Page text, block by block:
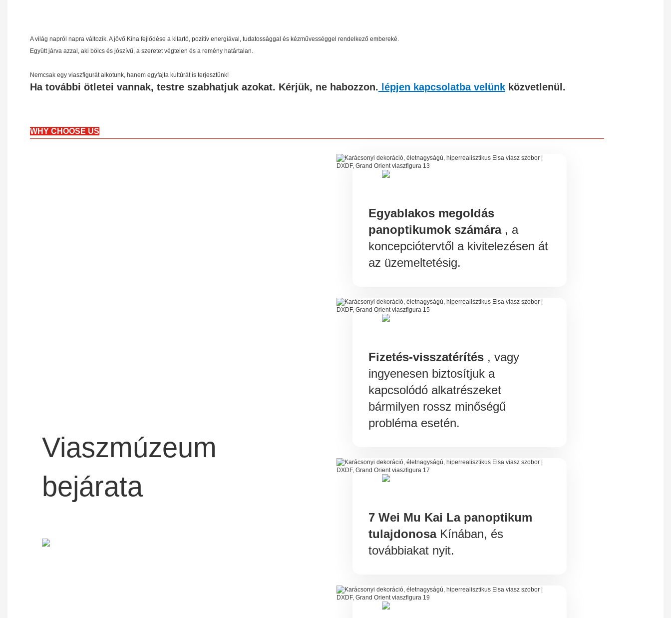
A világ napról napra változik. A jövő Kína fejlődése a kitartó, pozitív energiával, tudatossággal és kézművességgel rendelkező embereké.
Együtt járva azzal, aki bölcs és jószívű, a szeretet végtelen és a remény határtalan.
Nemcsak egy viaszfigurát alkotunk, hanem egyfajta kultúrát is terjesztünk!
Ha további ötletei vannak, testre szabhatjuk azokat. Kérjük, ne habozzon. lépjen kapcsolatba velünk közvetlenül.
WHY CHOOSE US
Viaszmúzeum
bejárata
Egyablakos megoldás
panoptikumok számára, a
koncepciótervtől a kivitelezésen át
az üzemeltetésig.
Fizetés-visszatérítés, vagy
ingyenesen biztosítjuk a
kapcsolódó alkatrészeket
bármilyen rossz minőségű
probléma esetén.
7 Wei Mu Kai La panoptikum
tulajdonosaKínában, és
továbbiakat nyit.